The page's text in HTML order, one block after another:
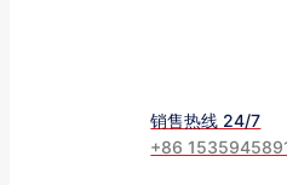
销售热线 24/7
+86